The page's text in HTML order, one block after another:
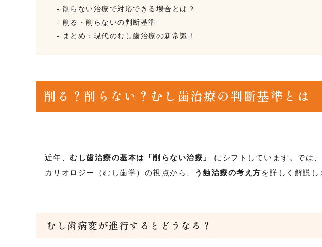
削らない治療で対応できる場合とは？
削る・削らないの判断基準
まとめ：現代のむし歯治療の新常識！
削る？削らない？むし歯治療の判断基準とは
近年、 むし歯治療の基本は「削らない治療」
にシフトしています。では
カリオロジー（むし歯学）の視点から、
う蝕治療の考え方 を詳しく解説し
むし歯病変が進行するとどうなる？